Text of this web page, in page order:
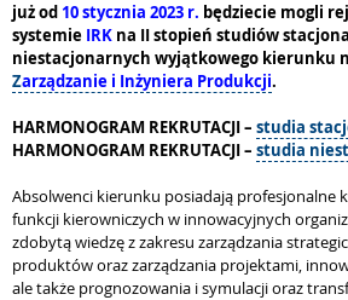
już od 10 stycznia 2023 r. będziecie mogli
systemie IRK na II stopień studiów
niestacjonarnych wyjątkowego kierunku
Zarządzanie i Inżyniera Produkcji.
HARMONOGRAM REKRUTACJI – studia
HARMONOGRAM REKRUTACJI – studia
Absolwenci kierunku posiadają profesjonalne
funkcji kierowniczych w innowacyjnych
zdobytą wiedzę z zakresu zarządzania
produktów oraz zarządzania projektami,
ale także prognozowania i symulacji oraz